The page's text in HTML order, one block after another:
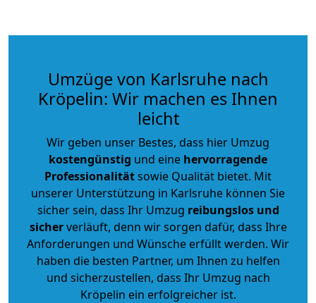
Umzüge von Karlsruhe nach
Kröpelin: Wir machen es Ihnen
leicht
Wir geben unser Bestes, dass hier Umzug
kostengünstig und eine hervorragende
Professionalitätsowie Qualität bietet. Mit
unserer Unterstützung in Karlsruhe können Sie
sicher sein, dass Ihr Umzug reibungslos und
sicherverläuft, denn wir sorgen dafür, dass Ihre
Anforderungen und Wünsche erfüllt werden. Wir
haben die besten Partner, um Ihnen zu helfen
und sicherzustellen, dass Ihr Umzug nach
Kröpelin ein erfolgreicher ist.